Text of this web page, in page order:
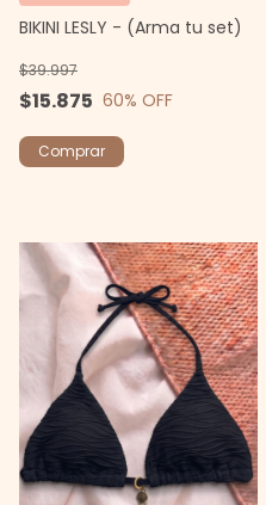
BIKINI LESLY - (Arma tu set)
$15.875
$39.997
60% OFF
Comprar